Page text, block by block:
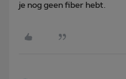
je nog geen fiber hebt.